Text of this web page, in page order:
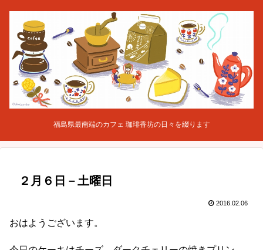
福島県最南端のカフェ 珈琲香坊の日々を綴ります
２月６日－土曜日
2016.02.06
おはようございます。